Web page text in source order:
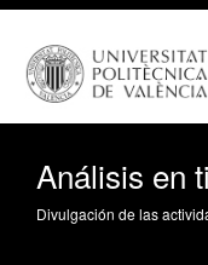
Análisis en